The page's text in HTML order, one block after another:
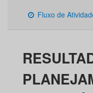
Fluxo de